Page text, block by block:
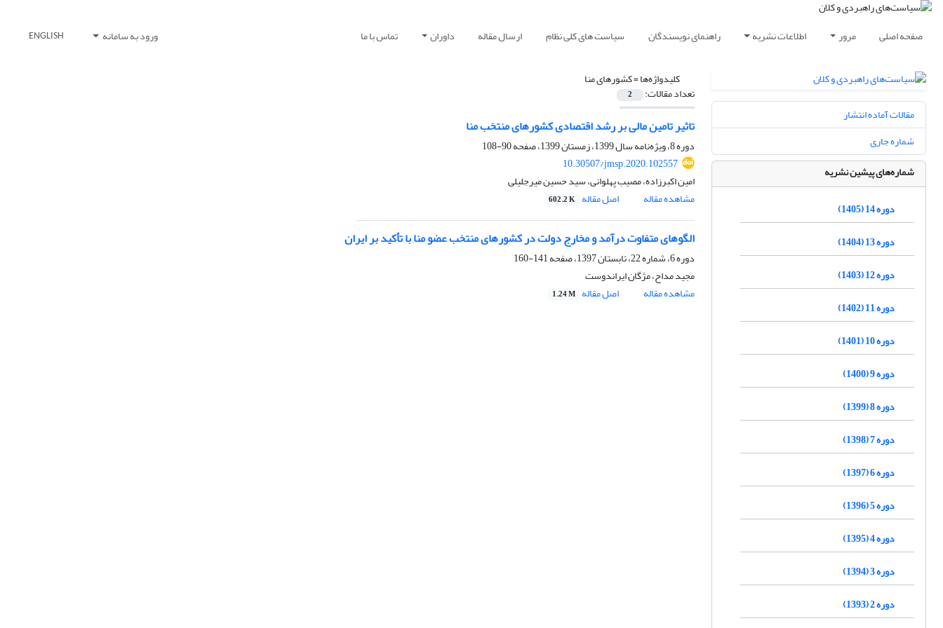
صفحه اصلی مرور اطلاعات نشریه راهنمای نویسندگان سیاست های کلی نظام ارسال مقاله داوران تماس با ما ورود به سامانه ENGLISH
کلیدواژه‌ها =کشورهای منا
تعداد مقالات: 2
تاثیر تامین مالی بر رشد اقتصادی کشورهای منتخب منا
دوره 8، ویژه‌نامه سال 1399، زمستان 1399، صفحه
90-108
10.30507/jmsp.2020.102557
امین اکبرزاده، مصیب پهلوانی، سید حسین میرجلیلی
مشاهده مقاله
اصل مقاله 602.2 K
الگوهای متفاوت درآمد و مخارج دولت در کشورهای منتخب عضو منا با تأکید بر ایران
دوره 6، شماره 22، تابستان 1397، صفحه
141-160
مجید مداح، مژگان ایراندوست
مشاهده مقاله
اصل مقاله 1.24 M
مقالات آماده انتشار
شماره جاری
شماره‌های پیشین نشریه
دوره 14 (1405)
دوره 13 (1404)
دوره 12 (1403)
دوره 11 (1402)
دوره 10 (1401)
دوره 9 (1400)
دوره 8 (1399)
دوره 7 (1398)
دوره 6 (1397)
دوره 5 (1396)
دوره 4 (1395)
دوره 3 (1394)
دوره 2 (1393)